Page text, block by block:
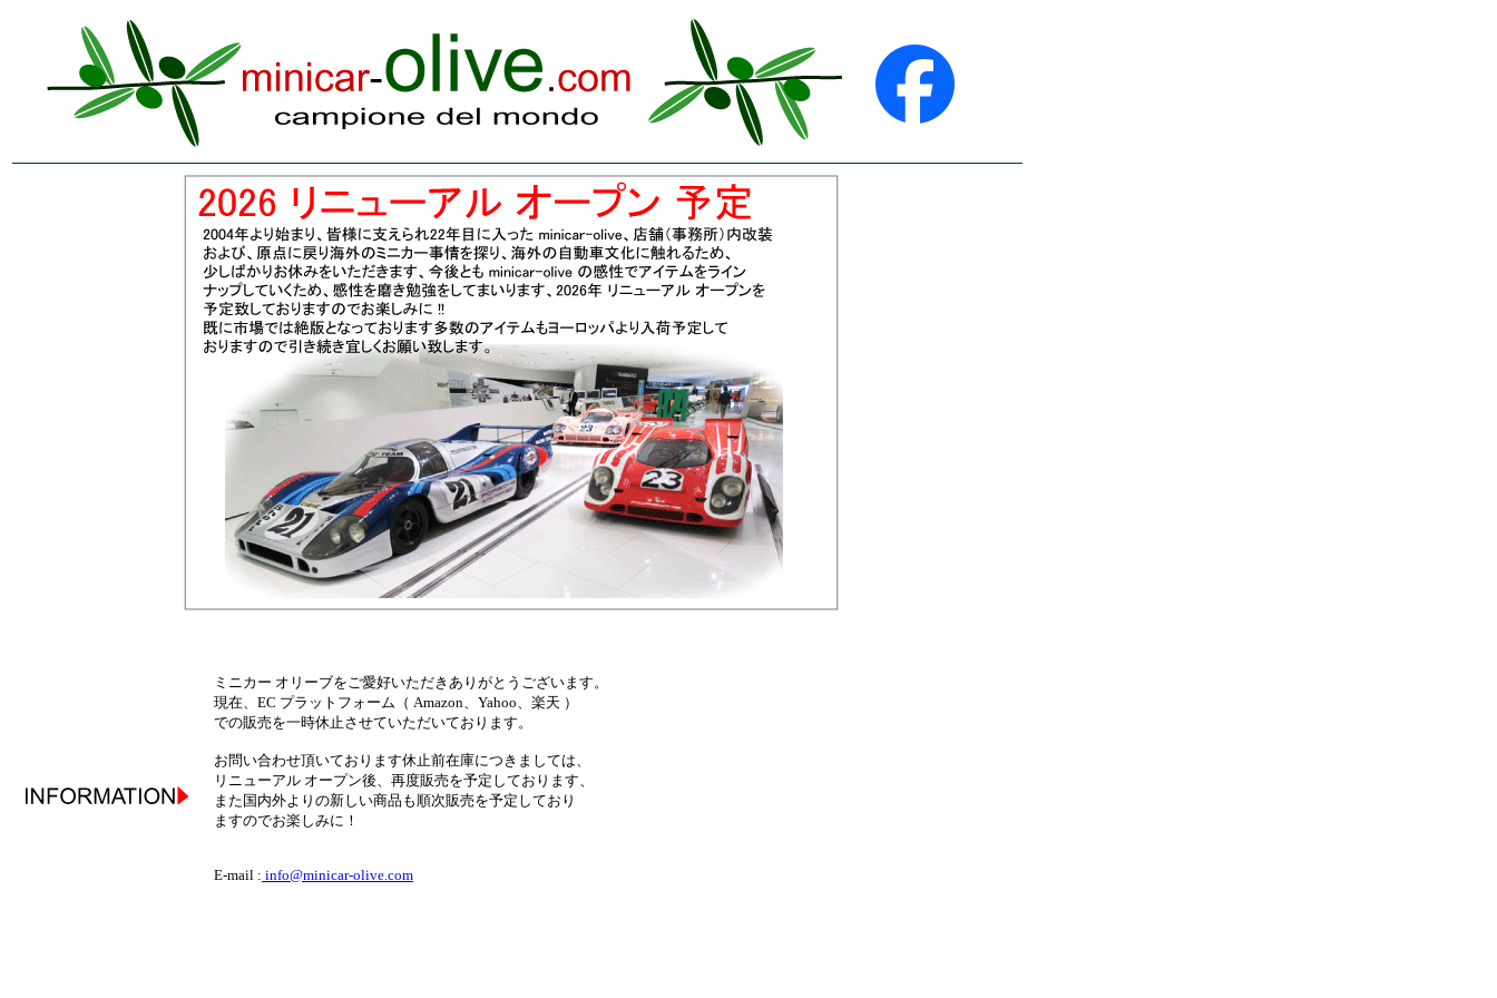
ミニカー オリーブをご愛好いただきありがとうございます。
現在、EC プラットフォーム（ Amazon、Yahoo、楽天 ）
での販売を一時休止させていただいております。
お問い合わせ頂いております休止前在庫につきましては、
リニューアル オープン後、再度販売を予定しております、
また国内外よりの新しい商品も順次販売を予定しており
ますのでお楽しみに！
E-mail : info@minicar-olive.com